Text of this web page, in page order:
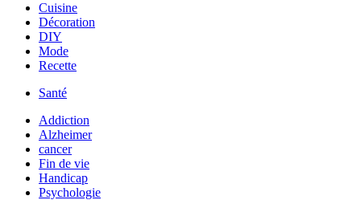
Cuisine
Décoration
DIY
Mode
Recette
Santé
Addiction
Alzheimer
cancer
Fin de vie
Handicap
Psychologie